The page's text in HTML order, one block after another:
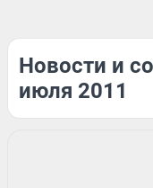
Новости и
июля 2011